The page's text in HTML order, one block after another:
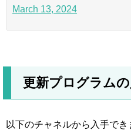
March 13, 2024
更新プログラム
以下のチャネルから入手でき